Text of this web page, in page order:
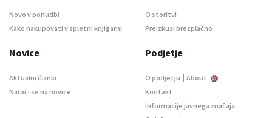
Novo v ponudbi
Kako nakupovati v spletni knjigarni
O storitvi
Preizkusi brezplačno
Novice
Aktualni članki
Naroči se na novice
Podjetje
O podjetju | About
Kontakt
Informacije javnega značaja